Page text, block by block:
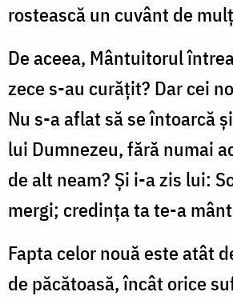
rostească un cuvânt de
De aceea, Mântuitorul
zece s-au curăţit? Dar cei
Nu s-a aflat să se întoarcă
lui Dumnezeu, fără numai
de alt neam? Şi i-a zis lui:
mergi; credinţa ta te-a
Fapta celor nouă este atât
de păcătoasă, încât orice